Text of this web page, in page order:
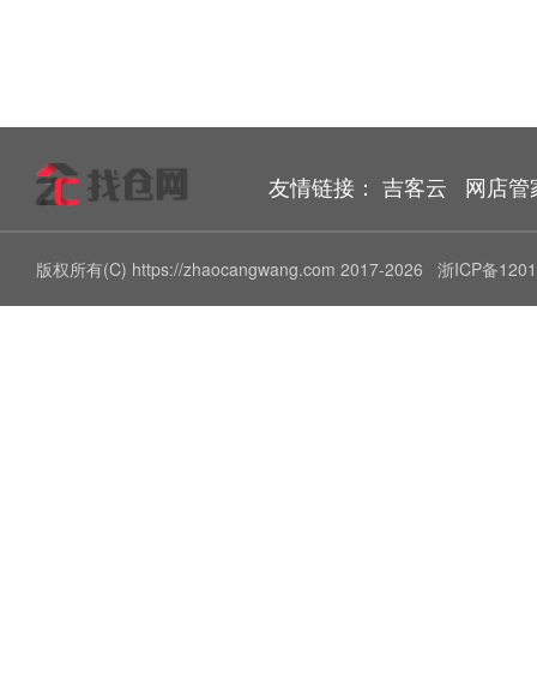
友情链接： 吉客云 网店管
版权所有(C) https://zhaocangwang.com 2017-2026 浙ICP备